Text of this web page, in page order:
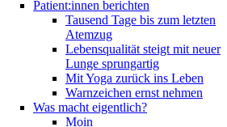
Patient:innen berichten
Tausend Tage bis zum letzten
Atemzug
Lebensqualität steigt mit neuer
Lunge sprungartig
Mit Yoga zurück ins Leben
Warnzeichen ernst nehmen
Was macht eigentlich?
Moin